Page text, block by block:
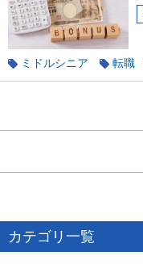
ミドルシニア 転職
カテゴリ一覧